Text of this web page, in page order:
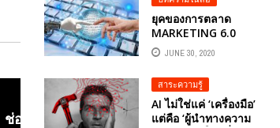
ใช้งาน AI เพื่อนำ
เสนอสินค้าทางการ
เกษตร โดยวิทยากร
อาจารย์ดร.ต้นรัก
ธวัชชัย สุขสีดา
อาจารย์สอนการตลาด
ออนไลน์ ผู้ทรงคุณวุฒิ
และผู้เชี่ยวชาญการ
ตลาดออนไลน์ดิจิทัล
ยุคของการตลาด
MARKETING 6.0
“ทันใจ ฉับไว ทันที
และปลอดภัย”
JUNE 30, 2020
สาระความรู้
AI ไม่ใช่แค่ ‘เครื่องมือ’
แต่คือ ‘ผู้นำทางความ
ช่องทางติดต่อ